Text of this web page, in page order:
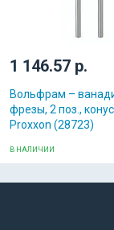
1 146.57 р.
Вольфрам –
фрезы, 2 поз.,
Proxxon (28723)
В НАЛИЧИИ